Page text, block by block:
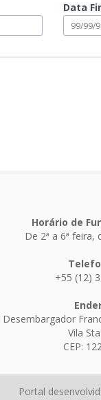
Data
Horário de
De 2ª a 6ª feira,
+55 (12)
Desembargador
Vila
CEP:
Portal